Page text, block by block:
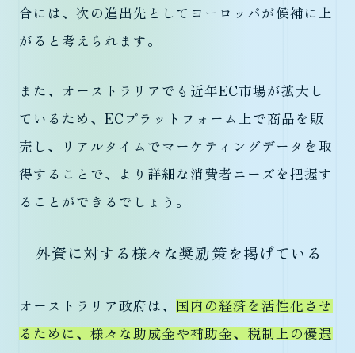
合には、次の進出先としてヨーロッパが候補に上
がると考えられます。
また、オーストラリアでも近年EC市場が拡大し
ているため、ECプラットフォーム上で商品を販
売し、リアルタイムでマーケティングデータを取
得することで、より詳細な消費者ニーズを把握す
ることができるでしょう。
外資に対する様々な奨励策を掲げている
オーストラリア政府は、 国内の経済を活性化させ
るために、様々な助成金や補助金、税制上の優遇